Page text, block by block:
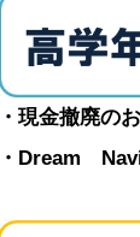
・現金撤廃の
・Dream